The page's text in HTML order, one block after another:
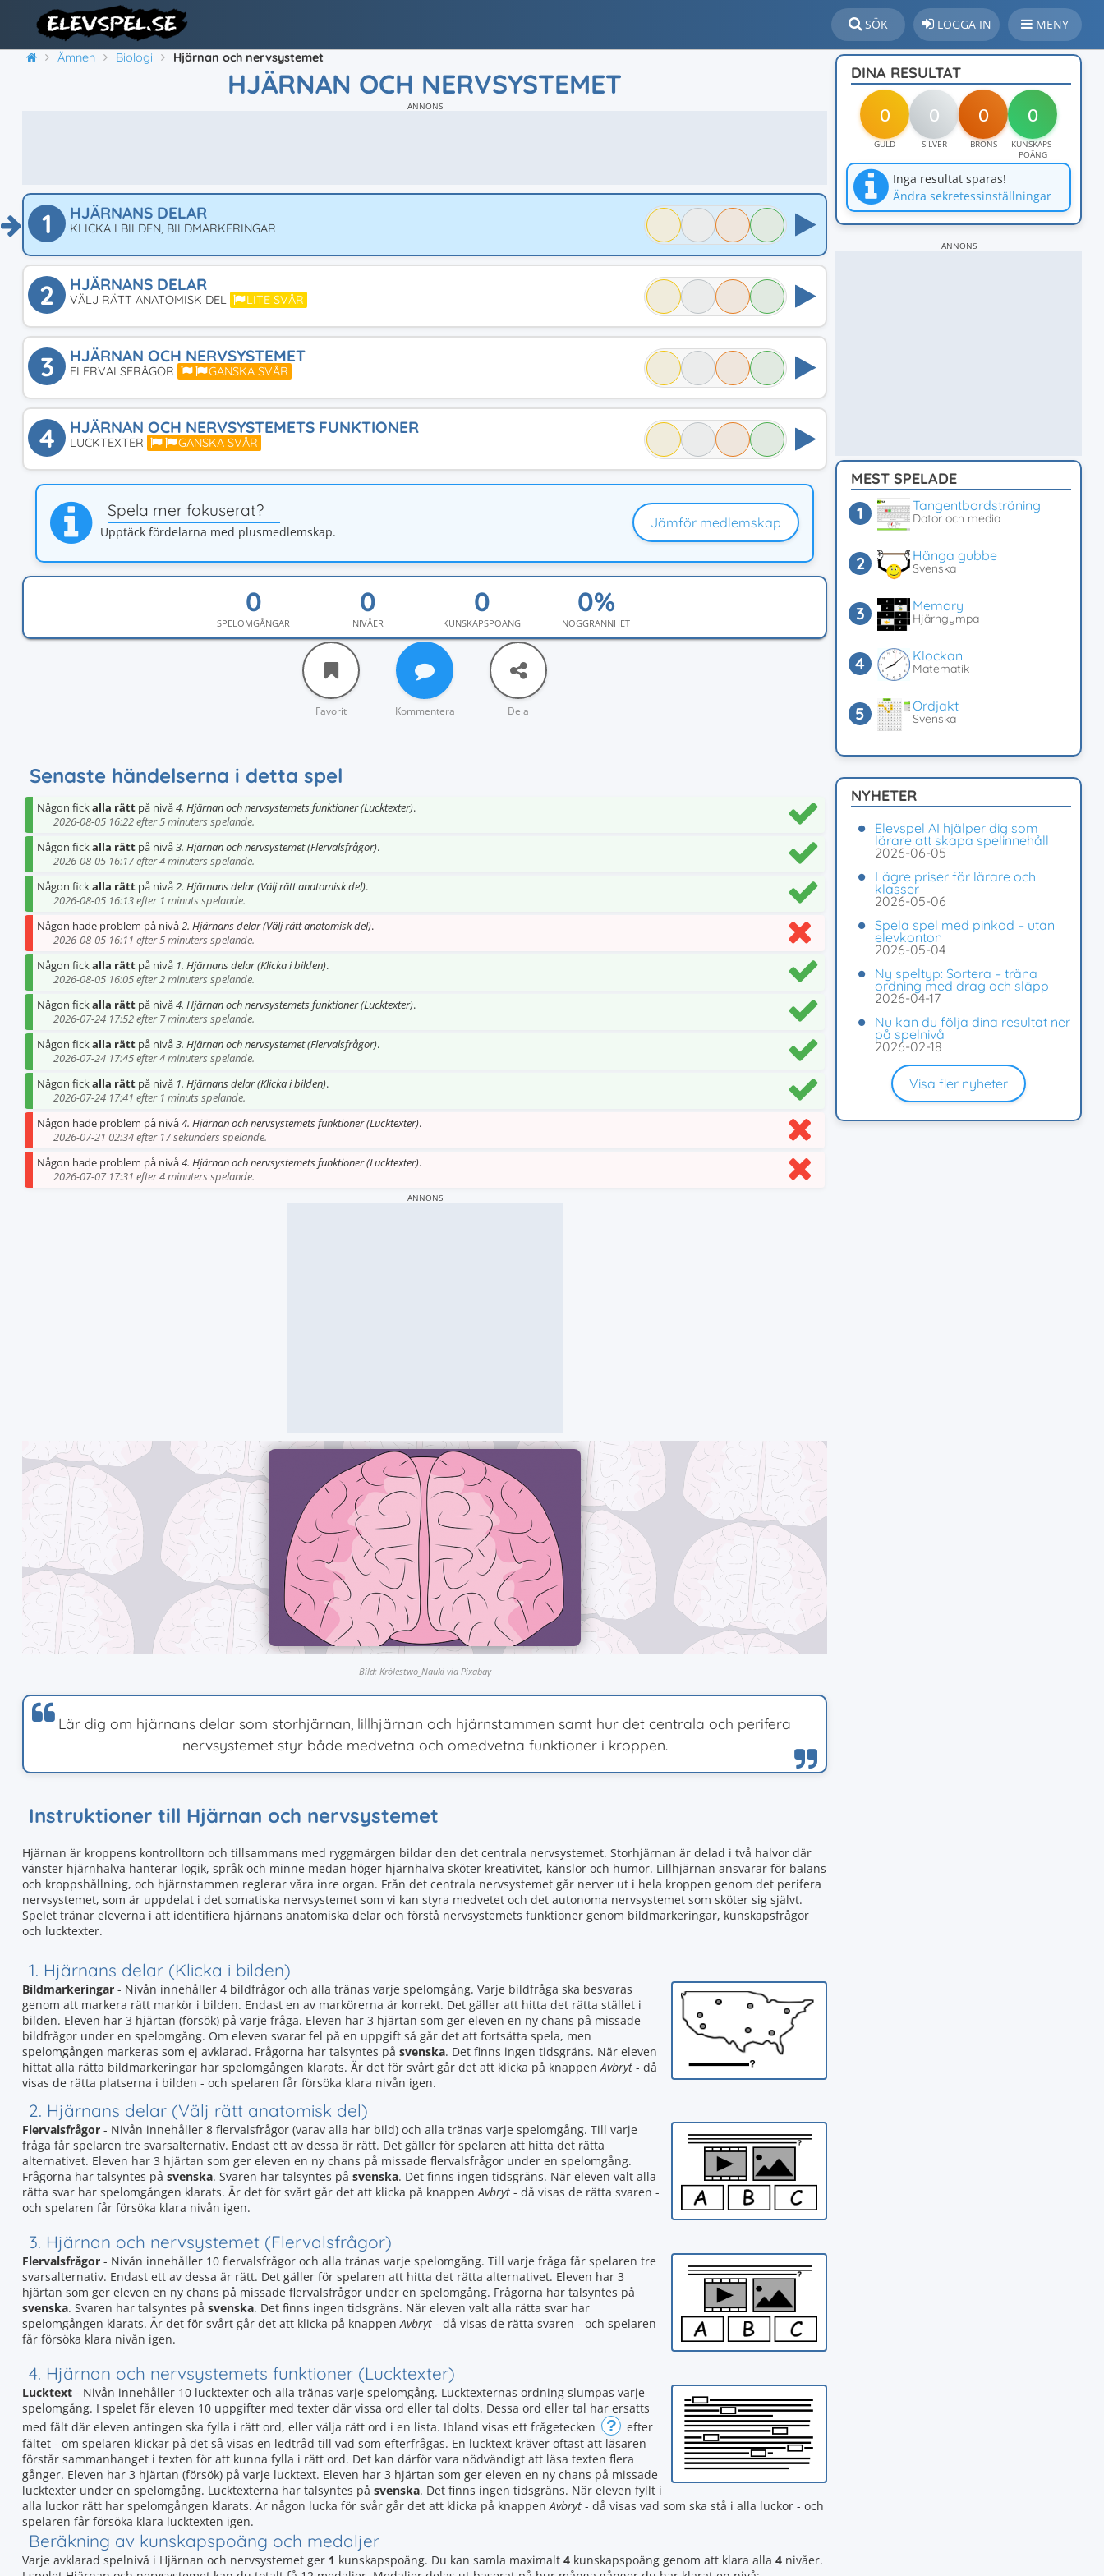
SÖK LOGGA IN MENY
Ämnen Biologi Hjärnan och nervsystemet
HJÄRNAN OCH NERVSYSTEMET
ANNONS
1 HJÄRNANS DELAR
KLICKA I BILDEN, BILDMARKERINGAR
2 HJÄRNANS DELAR
VÄLJ RÄTT ANATOMISK DEL LITE SVÅR
3 HJÄRNAN OCH NERVSYSTEMET
FLERVALSFRÅGOR GANSKA SVÅR
4 HJÄRNAN OCH NERVSYSTEMETS FUNKTIONER
LUCKTEXTER GANSKA SVÅR
Spela mer fokuserat?
Upptäck fördelarna med plusmedlemskap.
Jämför medlemskap
SPELOMGÅNGAR NIVÅER KUNSKAPSPOÄNG NOGGRANNHET
Favorit Kommentera Dela
Senaste händelserna i detta spel
Någon fickalla rätt på nivå4. Hjärnan och nervsystemets funktioner (Lucktexter).
2026-08-05 16:22 efter 5 minuters spelande.
Någon fickalla rätt på nivå3. Hjärnan och nervsystemet (Flervalsfrågor).
2026-08-05 16:17 efter 4 minuters spelande.
Någon fickalla rätt på nivå2. Hjärnans delar (Välj rätt anatomisk del).
2026-08-05 16:13 efter 1 minuts spelande.
Någon hade problem på nivå2. Hjärnans delar (Välj rätt anatomisk del).
2026-08-05 16:11 efter 5 minuters spelande.
Någon fickalla rätt på nivå 1. Hjärnans delar (Klicka i bilden).
2026-08-05 16:05 efter 2 minuters spelande.
Någon fickalla rätt på nivå4. Hjärnan och nervsystemets funktioner (Lucktexter).
2026-07-24 17:52 efter 7 minuters spelande.
Någon fickalla rätt på nivå3. Hjärnan och nervsystemet (Flervalsfrågor).
2026-07-24 17:45 efter 4 minuters spelande.
Någon fickalla rätt på nivå 1. Hjärnans delar (Klicka i bilden).
2026-07-24 17:41 efter 1 minuts spelande.
Någon hade problem på nivå4. Hjärnan och nervsystemets funktioner (Lucktexter).
2026-07-21 02:34 efter 17 sekunders spelande.
Någon hade problem på nivå4. Hjärnan och nervsystemets funktioner (Lucktexter).
2026-07-07 17:31 efter 4 minuters spelande.
ANNONS
Bild: Królestwo_Nauki via Pixabay
Lär dig om hjärnans delar som storhjärnan, lillhjärnan och hjärnstammen samt hur det centrala och perifera
nervsystemet styr både medvetna och omedvetna funktioner i kroppen.
Instruktioner till Hjärnan och nervsystemet
Hjärnan är kroppens kontrolltorn och tillsammans med ryggmärgen bildar den det centrala nervsystemet. Storhjärnan är delad i två halvor där
vänster hjärnhalva hanterar logik, språk och minne medan höger hjärnhalva sköter kreativitet, känslor och humor. Lillhjärnan ansvarar för balans
och kroppshållning, och hjärnstammen reglerar våra inre organ. Från det centrala nervsystemet går nerver ut i hela kroppen genom det perifera
nervsystemet, som är uppdelat i det somatiska nervsystemet som vi kan styra medvetet och det autonoma nervsystemet som sköter sig självt.
Spelet tränar eleverna i att identifiera hjärnans anatomiska delar och förstå nervsystemets funktioner genom bildmarkeringar, kunskapsfrågor
och lucktexter.
1. Hjärnans delar (Klicka i bilden)
Bildmarkeringar - Nivån innehåller 4 bildfrågor och alla tränas varje spelomgång. Varje bildfråga ska besvaras
genom att markera rätt markör i bilden. Endast en av markörerna är korrekt. Det gäller att hitta det rätta stället i
bilden. Eleven har 3 hjärtan (försök) på varje fråga. Eleven har 3 hjärtan som ger eleven en ny chans på missade
bildfrågor under en spelomgång. Om eleven svarar fel på en uppgift så går det att fortsätta spela, men
spelomgången markeras som ej avklarad. Frågorna har talsyntes på svenska. Det finns ingen tidsgräns. När eleven
hittat alla rätta bildmarkeringar har spelomgången klarats. Är det för svårt går det att klicka på knappenAvbryt - då
visas de rätta platserna i bilden - och spelaren får försöka klara nivån igen.
2. Hjärnans delar (Välj rätt anatomisk del)
Flervalsfrågor - Nivån innehåller 8 flervalsfrågor (varav alla har bild) och alla tränas varje spelomgång. Till varje
fråga får spelaren tre svarsalternativ. Endast ett av dessa är rätt. Det gäller för spelaren att hitta det rätta
alternativet. Eleven har 3 hjärtan som ger eleven en ny chans på missade flervalsfrågor under en spelomgång.
Frågorna har talsyntes på svenska. Svaren har talsyntes på svenska. Det finns ingen tidsgräns. När eleven valt alla
rätta svar har spelomgången klarats. Är det för svårt går det att klicka på knappenAvbryt - då visas de rätta svaren -
och spelaren får försöka klara nivån igen.
3. Hjärnan och nervsystemet (Flervalsfrågor)
Flervalsfrågor - Nivån innehåller 10 flervalsfrågor och alla tränas varje spelomgång. Till varje fråga får spelaren tre
svarsalternativ. Endast ett av dessa är rätt. Det gäller för spelaren att hitta det rätta alternativet. Eleven har 3
hjärtan som ger eleven en ny chans på missade flervalsfrågor under en spelomgång. Frågorna har talsyntes på
svenska. Svaren har talsyntes på svenska. Det finns ingen tidsgräns. När eleven valt alla rätta svar har
spelomgången klarats. Är det för svårt går det att klicka på knappenAvbryt - då visas de rätta svaren - och spelaren
får försöka klara nivån igen.
4. Hjärnan och nervsystemets funktioner (Lucktexter)
Lucktext - Nivån innehåller 10 lucktexter och alla tränas varje spelomgång. Lucktexternas ordning slumpas varje
spelomgång. I spelet får eleven 10 uppgifter med texter där vissa ord eller tal dolts. Dessa ord eller tal har ersatts
med fält där eleven antingen ska fylla i rätt ord, eller välja rätt ord i en lista. Ibland visas ett frågetecken
?
efter
fältet - om spelaren klickar på det så visas en ledtråd till vad som efterfrågas. En lucktext kräver oftast att läsaren
förstår sammanhanget i texten för att kunna fylla i rätt ord. Det kan därför vara nödvändigt att läsa texten flera
gånger. Eleven har 3 hjärtan (försök) på varje lucktext. Eleven har 3 hjärtan som ger eleven en ny chans på missade
lucktexter under en spelomgång. Lucktexterna har talsyntes på svenska. Det finns ingen tidsgräns. När eleven fyllt i
alla luckor rätt har spelomgången klarats. Är någon lucka för svår går det att klicka på knappenAvbryt - då visas vad som ska stå i alla luckor - och
spelaren får försöka klara lucktexten igen.
Beräkning av kunskapspoäng och medaljer
Varje avklarad spelnivå i Hjärnan och nervsystemet ger 1 kunskapspoäng. Du kan samla maximalt 4 kunskapspoäng genom att klara alla 4 nivåer.
DINA RESULTAT
0 0 0 0
GULD SILVER BRONS
KUNSKAPS-
POÄNG
Inga resultat sparas!
Ändra sekretessinställningar
ANNONS
MEST SPELADE
Tangentbordsträning
Dator och media
Hänga gubbe
Svenska
Memory
Hjärngympa
Klockan
Matematik
Ordjakt
Svenska
NYHETER
Elevspel AI hjälper dig som
lärare att skapa spelinnehåll
2026-06-05
Lägre priser för lärare och
klasser
2026-05-06
Spela spel med pinkod – utan
elevkonton
2026-05-04
Ny speltyp: Sortera – träna
ordning med drag och släpp
2026-04-17
Nu kan du följa dina resultat ner
på spelnivå
2026-02-18
Visa fler nyheter